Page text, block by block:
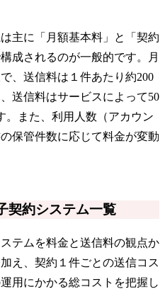
主に「月額基本料」と「契約
成されるのが一般的です。月
、送信料は１件あたり約200
送信料はサービスによって50
。また、利用人数（アカウン
保管件数に応じて料金が変動
契約システム一覧
テムを料金と送信料の観点か
え、契約１件ごとの送信コス
用にかかる総コストを把握し